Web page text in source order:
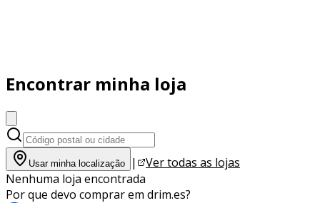
Encontrar minha loja
Usar minha localização |
Ver todas as lojas
Nenhuma loja encontrada
Por que devo comprar em drim.es?